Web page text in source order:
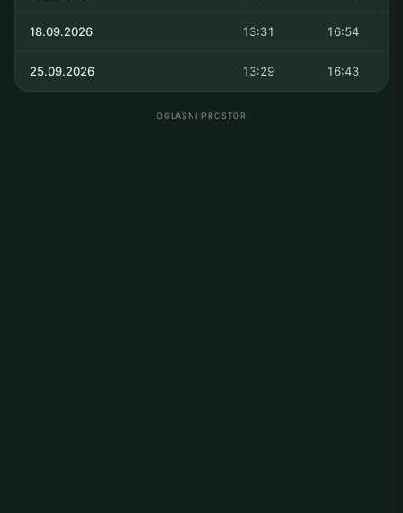
18.09.2026 13:31 16:54
25.09.2026 13:29 16:43
OGLASNI PROSTOR